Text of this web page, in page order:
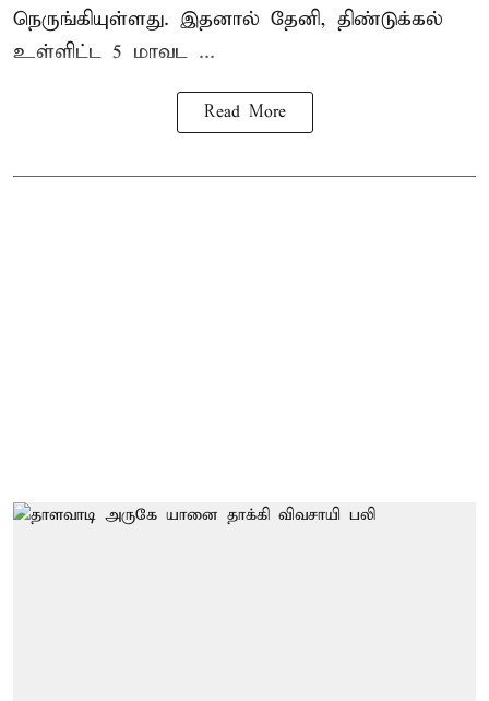
நெருங்கியுள்ளது. இதனால் தேனி, திண்டுக்கல்
உள்ளிட்ட 5 மாவட ...
Read More